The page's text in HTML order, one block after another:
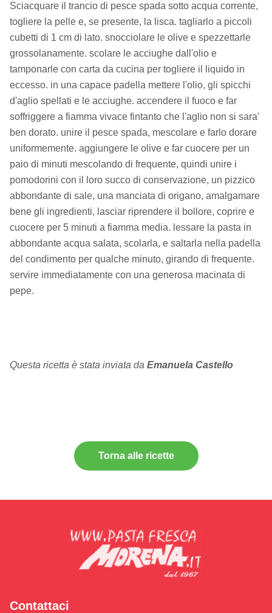
Sciacquare il trancio di pesce spada sotto acqua corrente,
togliere la pelle e, se presente, la lisca. tagliarlo a piccoli
cubetti di 1 cm di lato. snocciolare le olive e spezzettarle
grossolanamente. scolare le acciughe dall'olio e
tamponarle con carta da cucina per togliere il liquido in
eccesso. in una capace padella mettere l'olio, gli spicchi
d'aglio spellati e le acciughe. accendere il fuoco e far
soffriggere a fiamma vivace fintanto che l'aglio non si sara'
ben dorato. unire il pesce spada, mescolare e farlo dorare
uniformemente. aggiungere le olive e far cuocere per un
paio di minuti mescolando di frequente, quindi unire i
pomodorini con il loro succo di conservazione, un pizzico
abbondante di sale, una manciata di origano, amalgamare
bene gli ingredienti, lasciar riprendere il bollore, coprire e
cuocere per 5 minuti a fiamma media. lessare la pasta in
abbondante acqua salata, scolarla, e saltarla nella padella
del condimento per qualche minuto, girando di frequente.
servire immediatamente con una generosa macinata di
pepe.
Questa ricetta è stata inviata da Emanuela Castello
Torna alle ricette
Contattaci